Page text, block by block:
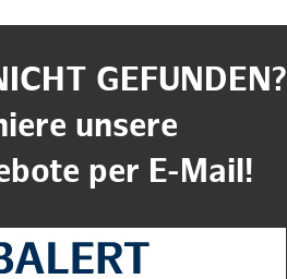
GEFUNDEN?
unsere
per E-Mail!